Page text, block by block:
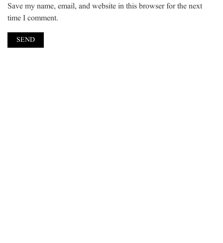
Save my name, email, and website in this browser for the next
time I comment.